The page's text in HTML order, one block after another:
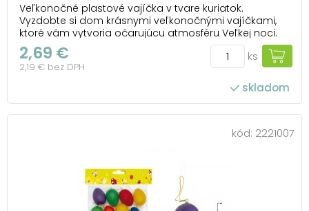
Veľkonočné plastové vajíčka v tvare kuriatok.
Vyzdobte si dom krásnymi veľkonočnými vajíčkami,
ktoré vám vytvoria očarujúcu atmosféru Veľkej noci.
Túto dekoráciu môžete použiť na dekorovanie
veľkonočných vencov či vetvičiek. Vajíčka majú šnúrku
na zavesenie. BALENIE OBSAHUJE: -3 ks plastových...
2,69 €
2,19 € bez DPH
ks
skladom
kód: 2221007